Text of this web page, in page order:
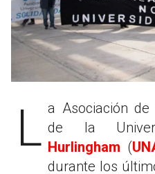
La Asociación de Trabajadores (ATUNH) de la
Hurlingham (
durante los